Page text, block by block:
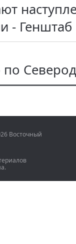
- Генштаб
Восточный